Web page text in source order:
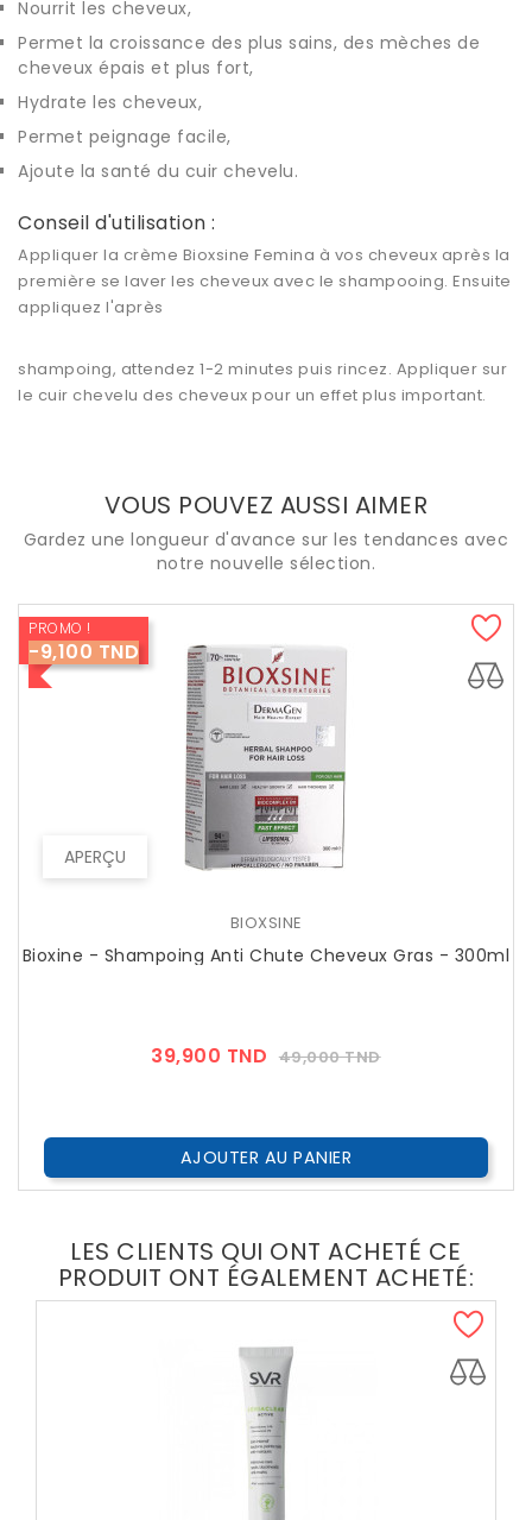
Nourrit les cheveux,
Permet la croissance des plus sains, des mèches de
cheveux épais et plus fort,
Hydrate les cheveux,
Permet peignage facile,
Ajoute la santé du cuir chevelu.
Conseil d'utilisation :
Appliquer la crème Bioxsine Femina à vos cheveux après la
première se laver les cheveux avec le shampooing. Ensuite
appliquez l'après
shampoing, attendez 1-2 minutes puis rincez. Appliquer sur
le cuir chevelu des cheveux pour un effet plus important.
VOUS POUVEZ AUSSI AIMER
Gardez une longueur d'avance sur les tendances avec
notre nouvelle sélection.
APERÇU
PROMO !
-9,100 TND
BIOXSINE
Bioxine - Shampoing Anti Chute Cheveux Gras - 300ml
39,900 TND Prix
49,000 TNDPrix
AJOUTER AU PANIER
LES CLIENTS QUI ONT ACHETÉ CE
PRODUIT ONT ÉGALEMENT ACHETÉ: